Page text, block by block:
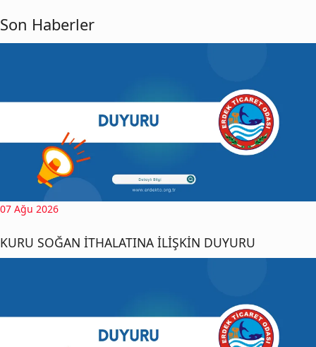
Son Haberler
07 Ağu 2026
KURU SOĞAN İTHALATINA İLİŞKİN DUYURU